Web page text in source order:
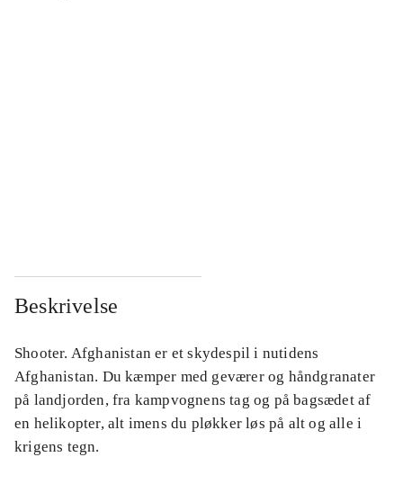
Beskrivelse
Shooter. Afghanistan er et skydespil i nutidens
Afghanistan. Du kæmper med geværer og håndgranater
på landjorden, fra kampvognens tag og på bagsædet af
en helikopter, alt imens du pløkker løs på alt og alle i
krigens tegn.